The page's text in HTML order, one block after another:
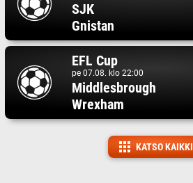
SJK
Gnistan
EFL Cup
pe 07.08. klo 22:00
Middlesbrough
Wrexham
KATSO KAIKKI